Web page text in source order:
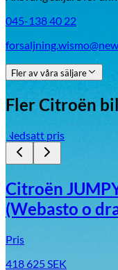
Mazda
Fordonstyp
MopedbilPickup
Visa alla fordon
045-138 40 22
Fler av våra säljare
FlerCitroën
Nedsatt pris
Citroën
(Webasto o
Pris
418 625SEK